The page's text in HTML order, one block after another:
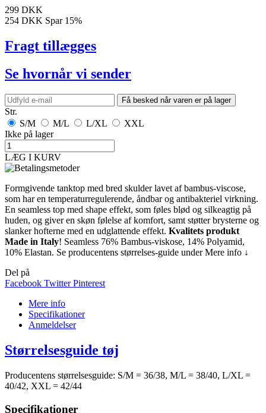
299 DKK
254 DKK Spar 15%
Fragt tillægges
Se hvornår vi sender
Få besked når varen er på lager
Str.
S/M
M/L L/XL
XXL
Ikke på lager
LÆG I KURV
Formgivende tanktop med bred skulder lavet af bambus-viscose,
som har en temperaturregulerende, åndbar og antibakteriel virkning.
En seamless top med shape effekt, som føles blød og silkeagtig på
huden, og giver en skøn følelse af komfort, samt støtter brysterne og
slanker hofterne med en udglattende effekt. Kvalitets produkt
Made in Italy! Seamless 76% Bambus-viskose, 14% Polyamid,
10% Elastan. Se producentens størrelses-guide under Mere info ↓
Del på
Facebook Twitter Pinterest
Mere info
Specifikationer
Anmeldelser
Størrelsesguide tøj
Producentens størrelsesguide: S/M = 36/38, M/L = 38/40, L/XL =
40/42, XXL = 42/44
Specifikationer